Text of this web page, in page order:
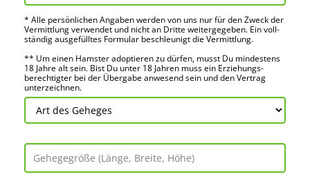
* Alle persön­lichen Angaben werden von uns nur für den Zweck der
Vermitt­lung verwendet und nicht an Dritte weiter­gegeben. Ein voll­
ständig ausge­fülltes Formular beschleu­nigt die Vermitt­lung.
** Um einen Hamster adoptieren zu dürfen, musst Du mindes­tens
18 Jahre alt sein. Bist Du unter 18 Jahren muss ein Erziehungs­
berechtigter bei der Über­gabe anwes­end sein und den Vertrag
unter­zeichnen.